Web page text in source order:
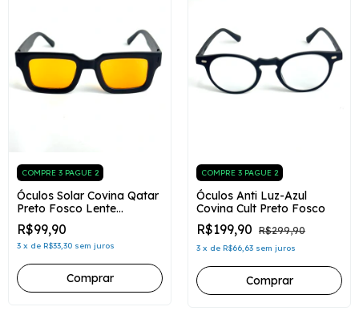
COMPRE 3 PAGUE 2
Óculos Solar Covina Qatar
Preto Fosco Lente
Cosmética
R$99,90
3 x de R$33,30 sem juros
Comprar
COMPRE 3 PAGUE 2
Óculos Anti Luz-Azul
Covina Cult Preto Fosco
R$199,90 R$299,90
3 x de R$66,63 sem juros